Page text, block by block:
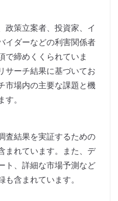
政策立案者、投資家、イ
イダーなどの利害関係者
で締めくくられていま
サーチ結果に基づいてお
市場内の主要な課題と機
。
査結果を実証するための
まれています。また、デ
ト、詳細な市場予測など
含まれています。